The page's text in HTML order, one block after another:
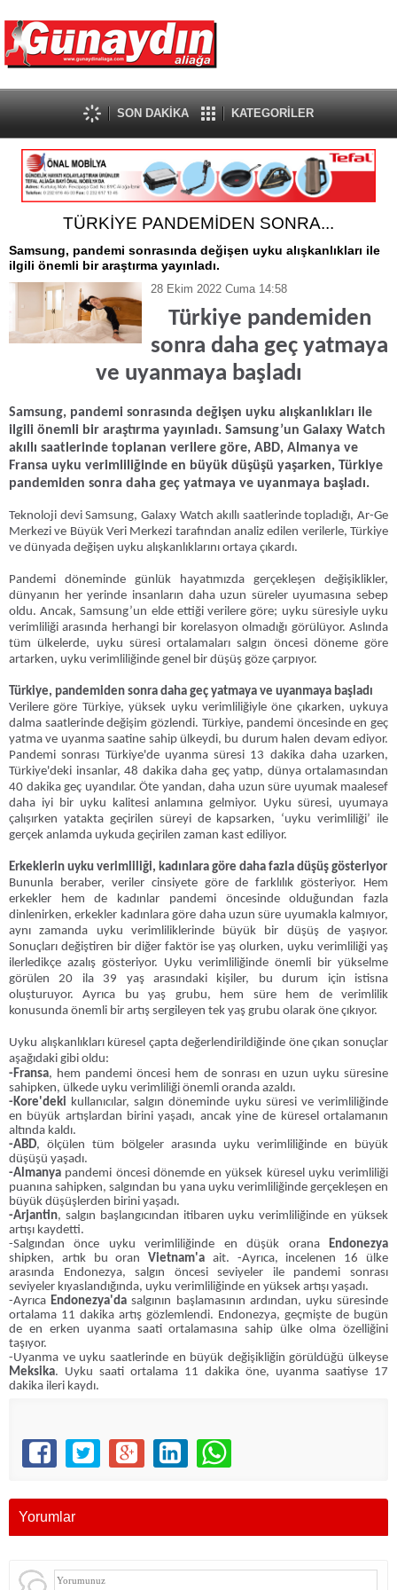
SON DAKİKA KATEGORİLER
TÜRKİYE PANDEMİDEN SONRA...
Samsung, pandemi sonrasında değişen uyku alışkanlıkları ile
ilgili önemli bir araştırma yayınladı.
28 Ekim 2022 Cuma 14:58
Türkiye pandemiden
sonra daha geç yatmaya
ve uyanmaya başladı
Samsung, pandemi sonrasında değişen uyku alışkanlıkları ile
ilgili önemli bir araştırma yayınladı. Samsung’un Galaxy Watch
akıllı saatlerinde toplanan verilere göre, ABD, Almanya ve
Fransa uyku verimliliğinde en büyük düşüşü yaşarken, Türkiye
pandemiden sonra daha geç yatmaya ve uyanmaya başladı.
Teknoloji devi Samsung, Galaxy Watch akıllı saatlerinde topladığı, Ar-Ge
Merkezi ve Büyük Veri Merkezi tarafından analiz edilen verilerle, Türkiye
ve dünyada değişen uyku alışkanlıklarını ortaya çıkardı.
Pandemi döneminde günlük hayatımızda gerçekleşen değişiklikler,
dünyanın her yerinde insanların daha uzun süreler uyumasına sebep
oldu. Ancak, Samsung’un elde ettiği verilere göre; uyku süresiyle uyku
verimliliği arasında herhangi bir korelasyon olmadığı görülüyor. Aslında
tüm ülkelerde, uyku süresi ortalamaları salgın öncesi döneme göre
artarken, uyku verimliliğinde genel bir düşüş göze çarpıyor.
Türkiye, pandemiden sonra daha geç yatmaya ve uyanmaya başladı
Verilere göre Türkiye, yüksek uyku verimliliğiyle öne çıkarken, uykuya
dalma saatlerinde değişim gözlendi. Türkiye, pandemi öncesinde en geç
yatma ve uyanma saatine sahip ülkeydi, bu durum halen devam ediyor.
Pandemi sonrası Türkiye'de uyanma süresi 13 dakika daha uzarken,
Türkiye'deki insanlar, 48 dakika daha geç yatıp, dünya ortalamasından
40 dakika geç uyandılar. Öte yandan, daha uzun süre uyumak maalesef
daha iyi bir uyku kalitesi anlamına gelmiyor. Uyku süresi, uyumaya
çalışırken yatakta geçirilen süreyi de kapsarken, ‘uyku verimliliği’ ile
gerçek anlamda uykuda geçirilen zaman kast ediliyor.
Erkeklerin uyku verimliliği, kadınlara göre daha fazla düşüş gösteriyor
Bununla beraber, veriler cinsiyete göre de farklılık gösteriyor. Hem
erkekler hem de kadınlar pandemi öncesinde olduğundan fazla
dinlenirken, erkekler kadınlara göre daha uzun süre uyumakla kalmıyor,
aynı zamanda uyku verimliliklerinde büyük bir düşüş de yaşıyor.
Sonuçları değiştiren bir diğer faktör ise yaş olurken, uyku verimliliği yaş
ilerledikçe azalış gösteriyor. Uyku verimliliğinde önemli bir yükselme
görülen 20 ila 39 yaş arasındaki kişiler, bu durum için istisna
oluşturuyor. Ayrıca bu yaş grubu, hem süre hem de verimlilik
konusunda önemli bir artış sergileyen tek yaş grubu olarak öne çıkıyor.
Uyku alışkanlıkları küresel çapta değerlendirildiğinde öne çıkan sonuçlar
aşağıdaki gibi oldu:
-Fransa, hem pandemi öncesi hem de sonrası en uzun uyku süresine
sahipken, ülkede uyku verimliliği önemli oranda azaldı.
-Kore'deki kullanıcılar, salgın döneminde uyku süresi ve verimliliğinde
en büyük artışlardan birini yaşadı, ancak yine de küresel ortalamanın
altında kaldı.
-ABD, ölçülen tüm bölgeler arasında uyku verimliliğinde en büyük
düşüşü yaşadı.
-Almanya pandemi öncesi dönemde en yüksek küresel uyku verimliliği
puanına sahipken, salgından bu yana uyku verimliliğinde gerçekleşen en
büyük düşüşlerden birini yaşadı.
-Arjantin, salgın başlangıcından itibaren uyku verimliliğinde en yüksek
artışı kaydetti.
-Salgından önce uyku verimliliğinde en düşük orana Endonezya
shipken, artık bu oranVietnam'a ait. -Ayrıca, incelenen 16 ülke
arasında Endonezya, salgın öncesi seviyeler ile pandemi sonrası
seviyeler kıyaslandığında, uyku verimliliğinde en yüksek artışı yaşadı.
-AyrıcaEndonezya'da salgının başlamasının ardından, uyku süresinde
ortalama 11 dakika artış gözlemlendi. Endonezya, geçmişte de bugün
de en erken uyanma saati ortalamasına sahip ülke olma özelliğini
taşıyor.
-Uyanma ve uyku saatlerinde en büyük değişikliğin görüldüğü ülkeyse
Meksika. Uyku saati ortalama 11 dakika öne, uyanma saatiyse 17
dakika ileri kaydı.
Yorumlar